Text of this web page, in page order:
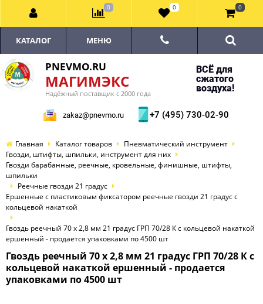
PNEVMO.RU
МАГИМЭКС
Надёжный поставщик с 2000 года
ВСЁ для
сжатого
воздуха!
zakaz@pnevmo.ru +7 (495) 730-02-90
КАТАЛОГ МЕНЮ
Главная Каталог товаров
Пневматический инструмент
Гвозди, штифты, шпильки, инструмент для них
Гвозди барабанные, реечные, кровельные, финишные, штифты,
шпильки
Реечные гвозди 21 градус
Ершенные с пластиковым фиксатором реечные гвозди 21 градус с
кольцевой накаткой
Гвоздь реечный 70 х 2,8 мм 21 градус ГРП 70/28 К с кольцевой накаткой
ершенный - продается упаковками по 4500 шт
Гвоздь реечный 70 х 2,8 мм 21 градус ГРП 70/28 К с
кольцевой накаткой ершенный - продается
упаковками по 4500 шт
0 0 0